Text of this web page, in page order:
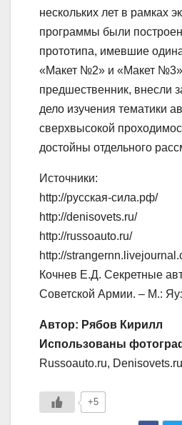
нескольких лет в рамках
программы были
прототипа, имевшие
«Макет №2» и «Макет
предшественник, внесли
дело изучения тематики
сверхвысокой
достойны отдельного
Источники:
http://русская-сила.рф/
http://denisovets.ru/
http://russoauto.ru/
http://
Кочнев Е.Д. Секретные
Советской Армии. – М.:
Автор: Рябов Кирилл
Использованы
Russoauto.ru, Denisovets.ru
+5